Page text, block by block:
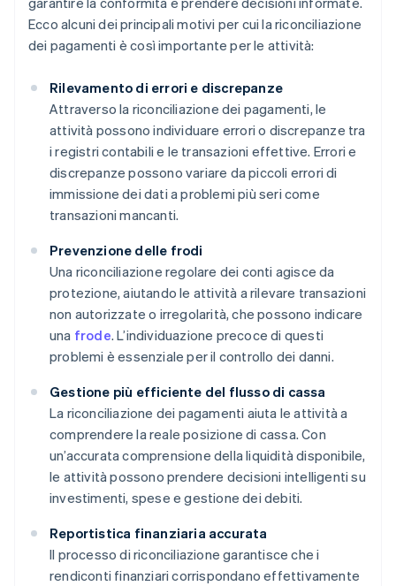
Ecco alcuni dei principali motivi per cui la riconciliazione
dei pagamenti è così importante per le attività:
Rilevamento di errori e discrepanze
Attraverso la riconciliazione dei pagamenti, le
attività possono individuare errori o discrepanze tra
i registri contabili e le transazioni effettive. Errori e
discrepanze possono variare da piccoli errori di
immissione dei dati a problemi più seri come
transazioni mancanti.
Prevenzione delle frodi
Una riconciliazione regolare dei conti agisce da
protezione, aiutando le attività a rilevare transazioni
non autorizzate o irregolarità, che possono indicare
una frode. L’individuazione precoce di questi
problemi è essenziale per il controllo dei danni.
Gestione più efficiente del flusso di cassa
La riconciliazione dei pagamenti aiuta le attività a
comprendere la reale posizione di cassa. Con
un’accurata comprensione della liquidità disponibile,
le attività possono prendere decisioni intelligenti su
investimenti, spese e gestione dei debiti.
Reportistica finanziaria accurata
Il processo di riconciliazione garantisce che i
rendiconti finanziari corrispondano effettivamente